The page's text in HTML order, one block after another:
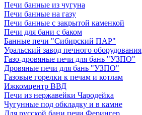
Печи банные из чугуна
Печи банные на газу
Печи банные с закрытой каменкой
Печи для бани с баком
Банные печи "Сибирский ПАР"
Уральский завод печного оборудования
Газо-дровяные печи для бань "УЗПО"
Дровяные печи для бань "УЗПО"
Газовые горелки к печам и котлам
Ижкомцентр ВВД
Печи из нержавейки Чародейка
Чугунные под обкладку и в камне
Для русской бани печи Ферингер